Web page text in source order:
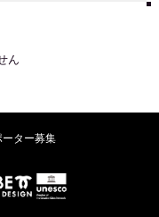
ん
ーター募集